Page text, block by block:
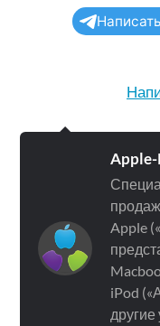
Apple
iPod